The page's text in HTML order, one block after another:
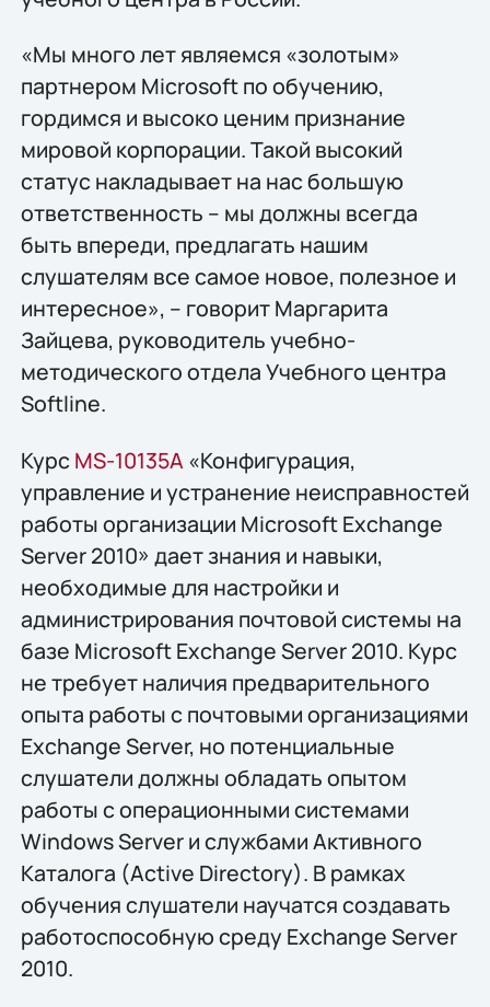
«Мы много лет являемся «золотым»
партнером Microsoft по обучению,
гордимся и высоко ценим признание
мировой корпорации. Такой высокий
статус накладывает на нас большую
ответственность – мы должны всегда
быть впереди, предлагать нашим
слушателям все самое новое, полезное и
интересное», – говорит Маргарита
Зайцева, руководитель учебно-
методического отдела Учебного центра
Softline.
КурсMS-10135A «Конфигурация,
управление и устранение неисправностей
работы организации Microsoft Exchange
Server 2010» дает знания и навыки,
необходимые для настройки и
администрирования почтовой системы на
базе Microsoft Exchange Server 2010. Курс
не требует наличия предварительного
опыта работы с почтовыми организациями
Exchange Server, но потенциальные
слушатели должны обладать опытом
работы с операционными системами
Windows Server и службами Активного
Каталога (Active Directory). В рамках
обучения слушатели научатся создавать
работоспособную среду Exchange Server
2010.